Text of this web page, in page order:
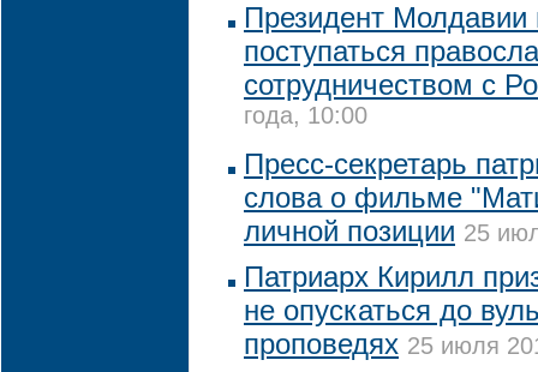
Президент Молдавии
поступаться
сотрудничеством с
года, 10:00
Пресс-секретарь
слова о фильме
личной позиции 25
Патриарх Кирилл
не опускаться до
проповедях 25 июля